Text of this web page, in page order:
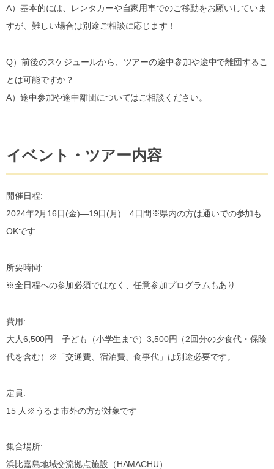
A）基本的には、レンタカーや自家用車でのご移動をお願いしていま
すが、難しい場合は別途ご相談に応じます！
Q）前後のスケジュールから、ツアーの途中参加や途中で離団するこ
とは可能ですか？
A）途中参加や途中離団についてはご相談ください。
イベント・ツアー内容
開催日程:
2024年2月16日(金)―19日(月) 4日間※県内の方は通いでの参加も
OKです
所要時間:
※全日程への参加必須ではなく、任意参加プログラムもあり
費用:
大人6,500円 子ども（小学生まで）3,500円（2回分の夕食代・保険
代を含む）※「交通費、宿泊費、食事代」は別途必要です。
定員:
15 人※うるま市外の方が対象です
集合場所:
浜比嘉島地域交流拠点施設（HAMACHŪ）